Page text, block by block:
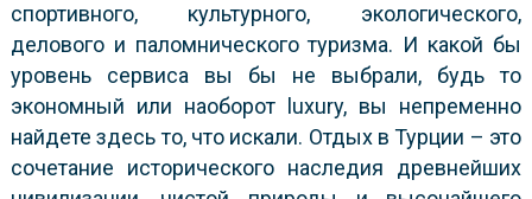
спортивного, культурного, экологического,
делового и паломнического туризма. И какой бы
уровень сервиса вы бы не выбрали, будь то
экономный или наоборот luxury, вы непременно
найдете здесь то, что искали. Отдых в Турции – это
сочетание исторического наследия древнейших